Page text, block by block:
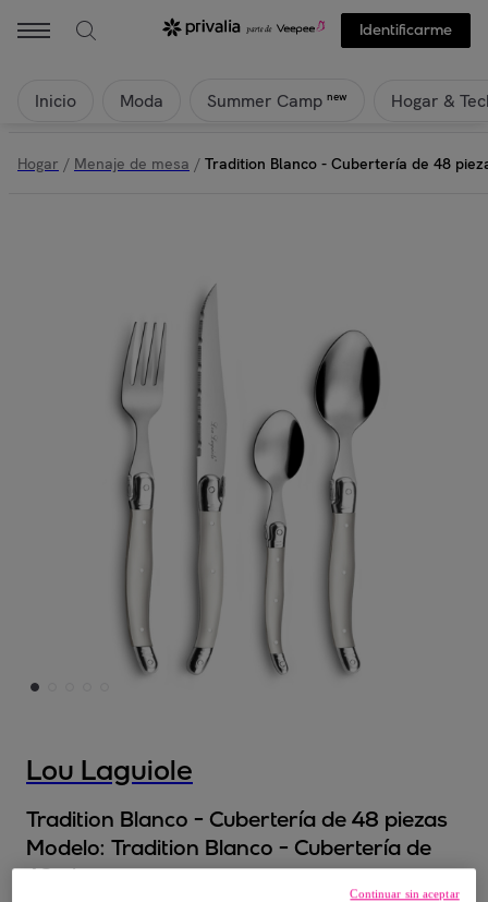
Identificarme
Inicio Moda Summer Camp new Hogar &
Hogar / Menaje de mesa / Tradition Blanco - Cubertería de 48
Lou Laguiole
Tradition Blanco - Cubertería de 48 piezas
Modelo: Tradition Blanco - Cubertería de
48 piezas
Continuar sin aceptar